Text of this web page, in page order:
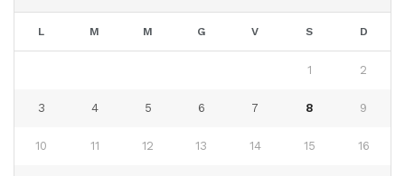
L M M G V S D
1 2
3 4 5 6 7 8 9
10 11 12 13 14 15 16